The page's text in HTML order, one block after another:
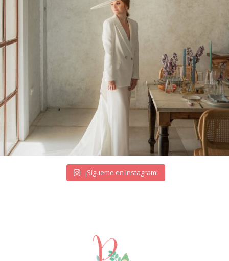
¡Sígueme en Instagram!